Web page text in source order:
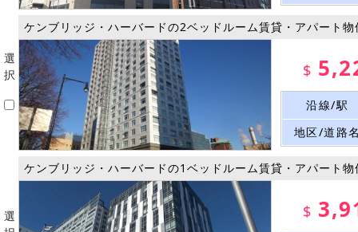
選
択
ケンブリッジ・ハーバードの2ベッドルーム賃貸・アパート物
$
沿線/駅
地区/道路
選
ケンブリッジ・ハーバードの1ベッドルーム賃貸・アパート物
$